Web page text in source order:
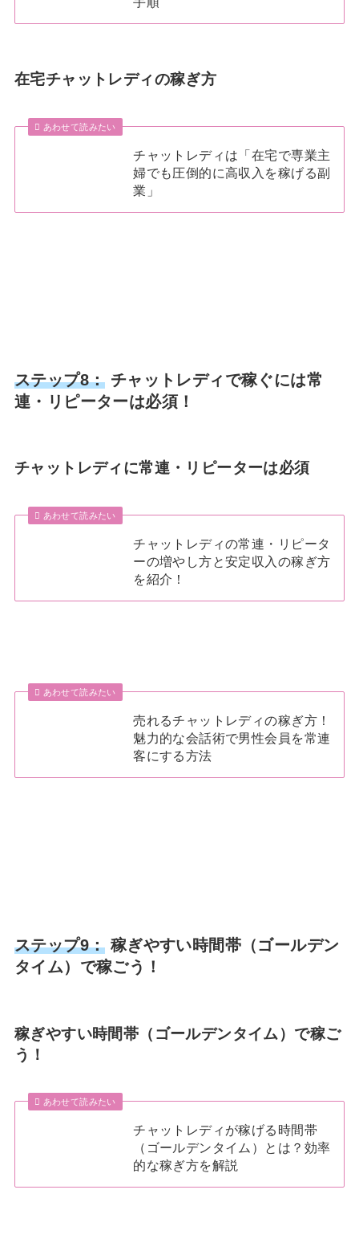
在宅チャットレディの稼ぎ方
あわせて読みたい
チャットレディは「在宅で専業主
婦でも圧倒的に高収入を稼げる副
業」
ステップ8： チャットレディで稼ぐには常
連・リピーターは必須！
チャットレディに常連・リピーターは必須
あわせて読みたい
チャットレディの常連・リピータ
ーの増やし方と安定収入の稼ぎ方
を紹介！
あわせて読みたい
売れるチャットレディの稼ぎ方！
魅力的な会話術で男性会員を常連
客にする方法
ステップ9： 稼ぎやすい時間帯（ゴールデン
タイム）で稼ごう！
稼ぎやすい時間帯（ゴールデンタイム）で稼ご
う！
あわせて読みたい
チャットレディが稼げる時間帯
（ゴールデンタイム）とは？効率
的な稼ぎ方を解説